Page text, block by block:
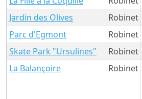
Jardin des Olives
Robinet
Parc d'Egmont
Robinet
Skate Park "Ursulines"
Robinet
La Balançoire
Robinet